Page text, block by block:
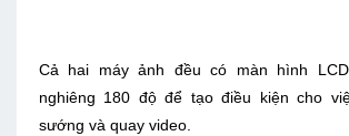
Cả hai máy ảnh đều có màn hình
nghiêng 180 độ để tạo điều kiện cho
sướng và quay video.